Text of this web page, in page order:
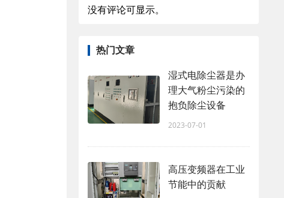
没有评论可显示。
热门文章
湿式电除尘器是办
理大气粉尘污染的
抱负除尘设备
2023-07-01
高压变频器在工业
节能中的贡献